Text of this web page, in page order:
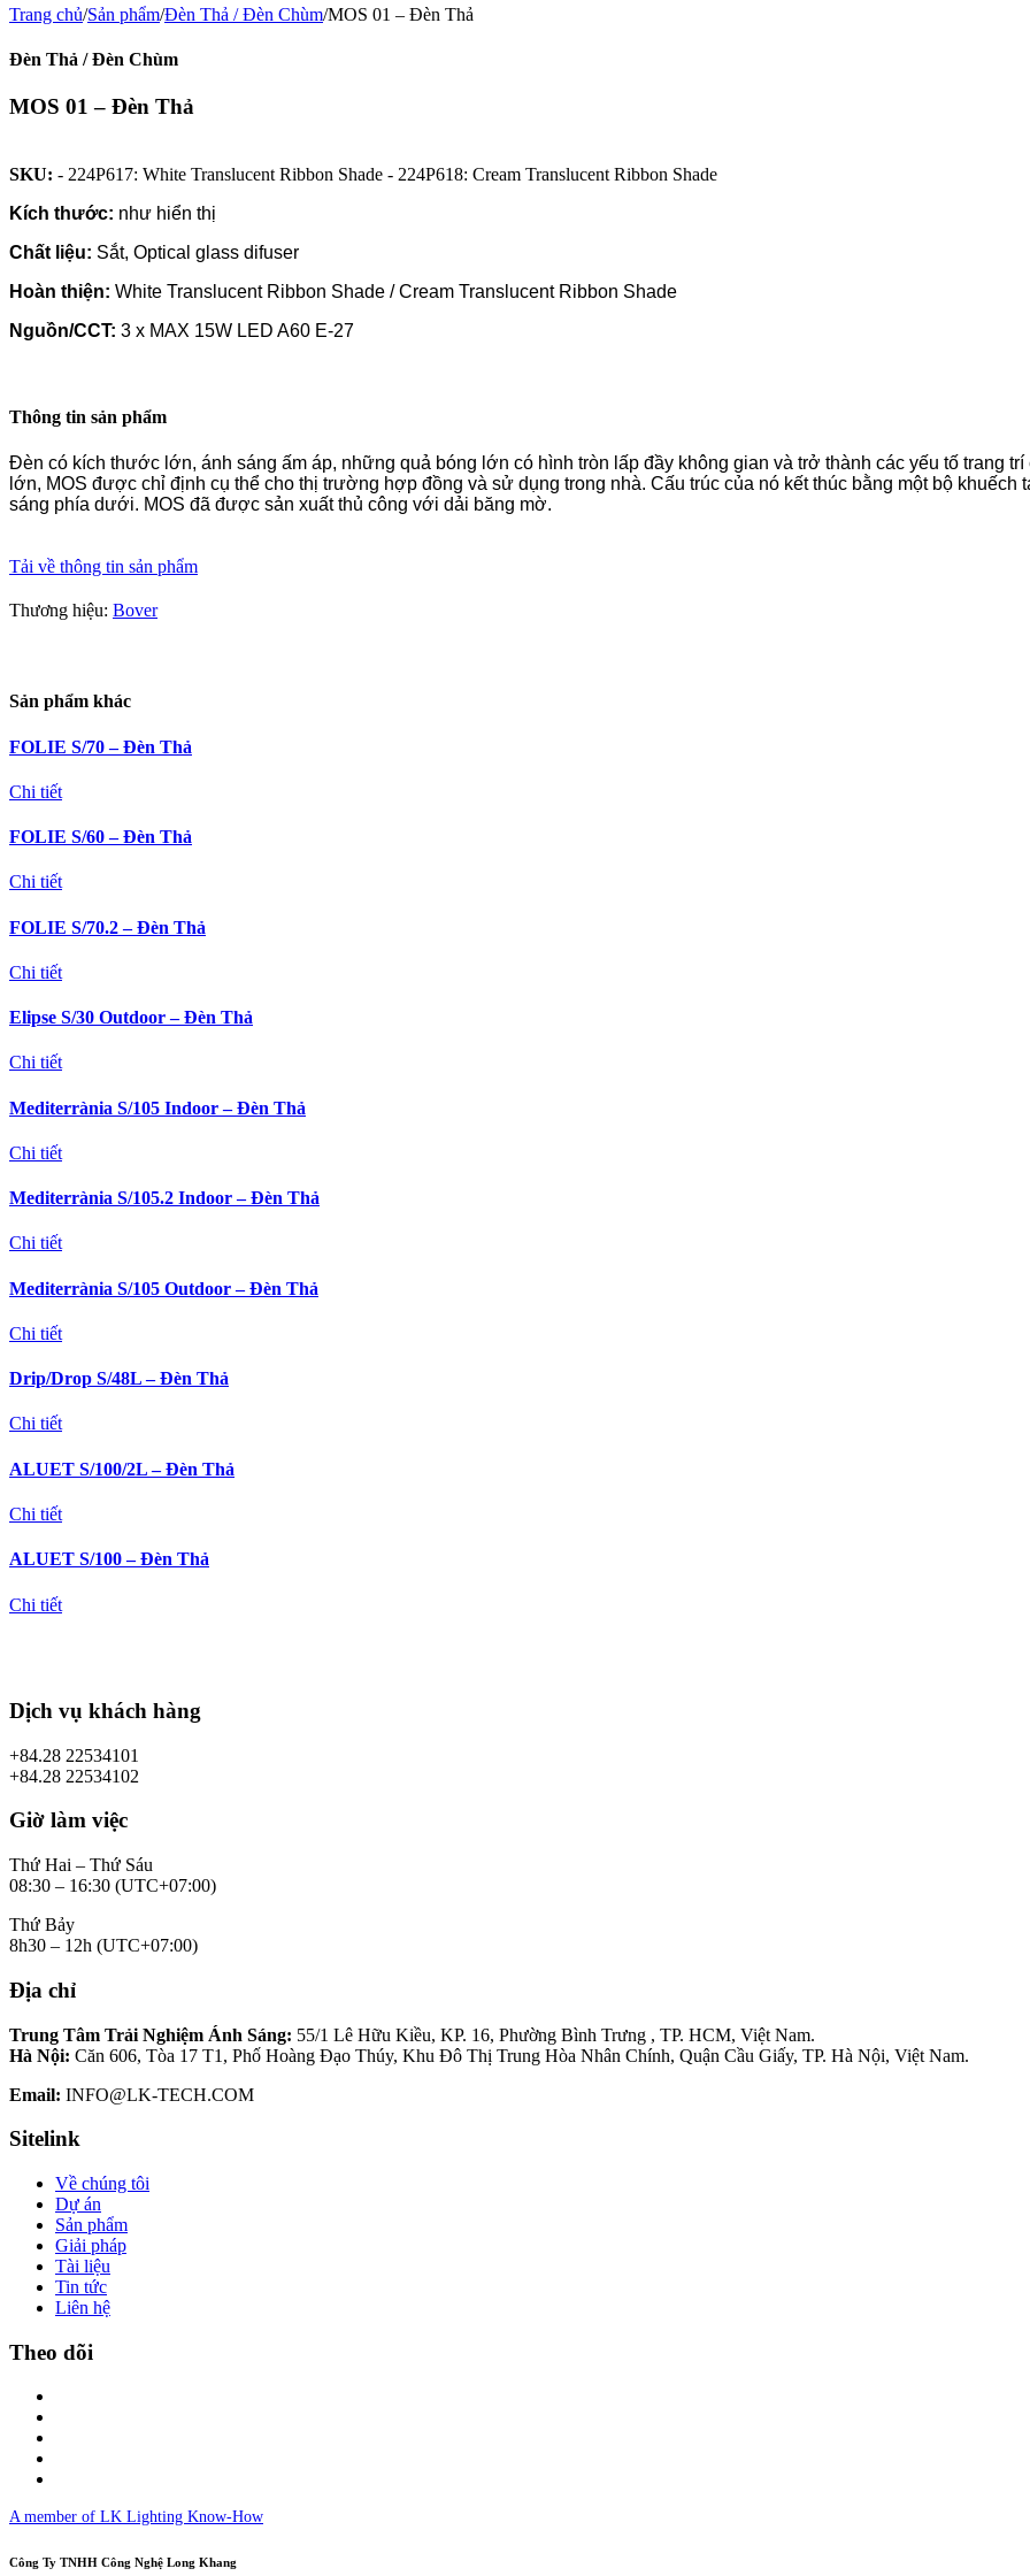
Trang chủ/Sản phẩm/Đèn Thả / Đèn Chùm/MOS 01 – Đèn Thả
Đèn Thả / Đèn Chùm
MOS 01 – Đèn Thả
SKU: - 224P617: White Translucent Ribbon Shade - 224P618: Cream Translucent Ribbon Shade
Kích thước: như hiển thị
Chất liệu: Sắt, Optical glass difuser
Hoàn thiện: White Translucent Ribbon Shade / Cream Translucent Ribbon Shade
Nguồn/CCT: 3 x MAX 15W LED A60 E-27
Thông tin sản phẩm
Đèn có kích thước lớn, ánh sáng ấm áp, những quả bóng lớn có hình tròn lấp đầy không gian và trở thành các yếu tố trang
lớn, MOS được chỉ định cụ thể cho thị trường hợp đồng và sử dụng trong nhà. Cấu trúc của nó kết thúc bằng một bộ
sáng phía dưới. MOS đã được sản xuất thủ công với dải băng mờ.
Tải về thông tin sản phẩm
Thương hiệu: Bover
Sản phẩm khác
FOLIE S/70 – Đèn Thả
Chi tiết
FOLIE S/60 – Đèn Thả
Chi tiết
FOLIE S/70.2 – Đèn Thả
Chi tiết
Elipse S/30 Outdoor – Đèn Thả
Chi tiết
Mediterrània S/105 Indoor – Đèn Thả
Chi tiết
Mediterrània S/105.2 Indoor – Đèn Thả
Chi tiết
Mediterrània S/105 Outdoor – Đèn Thả
Chi tiết
Drip/Drop S/48L – Đèn Thả
Chi tiết
ALUET S/100/2L – Đèn Thả
Chi tiết
ALUET S/100 – Đèn Thả
Chi tiết
Dịch vụ khách hàng
+84.28 22534101
+84.28 22534102
Giờ làm việc
Thứ Hai – Thứ Sáu
08:30 – 16:30 (UTC+07:00)
Thứ Bảy
8h30 – 12h (UTC+07:00)
Địa chỉ
Trung Tâm Trải Nghiệm Ánh Sáng: 55/1 Lê Hữu Kiều, KP. 16, Phường Bình Trưng , TP. HCM, Việt Nam.
Hà Nội: Căn 606, Tòa 17 T1, Phố Hoàng Đạo Thúy, Khu Đô Thị Trung Hòa Nhân Chính, Quận Cầu Giấy, TP. Hà Nội, Việt Nam.
Email: INFO@LK-TECH.COM
Sitelink
Về chúng tôi
Dự án
Sản phẩm
Giải pháp
Tài liệu
Tin tức
Liên hệ
Theo dõi
A member of LK Lighting Know-How
Công Ty TNHH Công Nghệ Long Khang